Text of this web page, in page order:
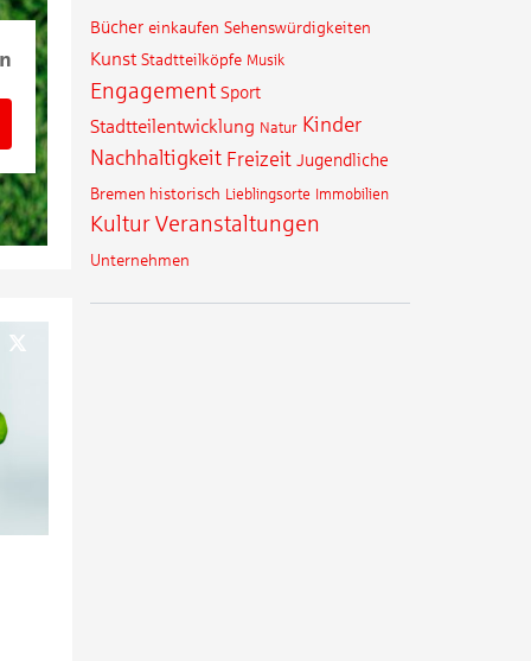
Bücher einkaufen Sehenswürdigkeiten
Kunst Stadtteilköpfe Musik
Engagement Sport
Stadtteilentwicklung Natur Kinder
Nachhaltigkeit Freizeit Jugendliche
Bremen historisch Lieblingsorte Immobilien
KulturVeranstaltungen
Unternehmen